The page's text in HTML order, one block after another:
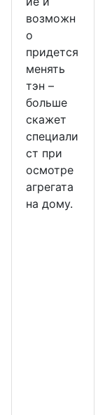
возможн
о
придется
менять
тэн –
больше
скажет
специали
ст при
осмотре
агрегата
на дому.